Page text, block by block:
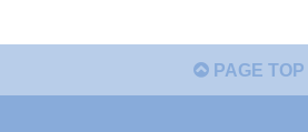
PAGE TOP